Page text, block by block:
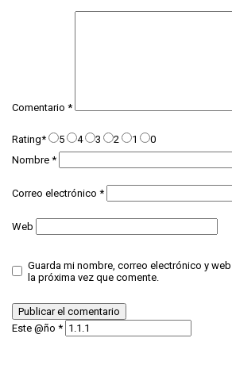
Comentario *
Rating* 5 4 3 2 1
0
Nombre *
Correo electrónico *
Web
Guarda mi nombre, correo electrónico y
la próxima vez que comente.
Este @ño *